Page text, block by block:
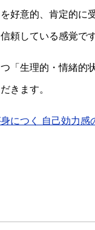
好意的、肯定的に
頼している感覚です
「生理的・情緒的
きます。
につく 自己効力感